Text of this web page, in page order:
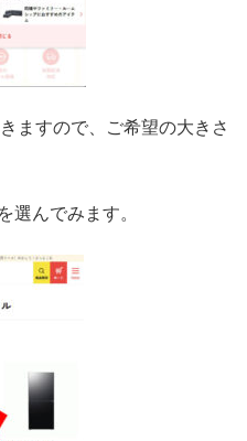
ますので、ご希望の大きさ
選んでみます。